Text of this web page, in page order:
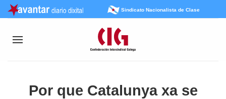
Sindicato Nacionalista de Clase
Por que Catalunya xa se